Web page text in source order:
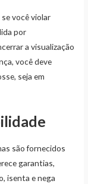
você violar
por
a visualização
você deve
seja em
são fornecidos
garantias,
isenta e nega